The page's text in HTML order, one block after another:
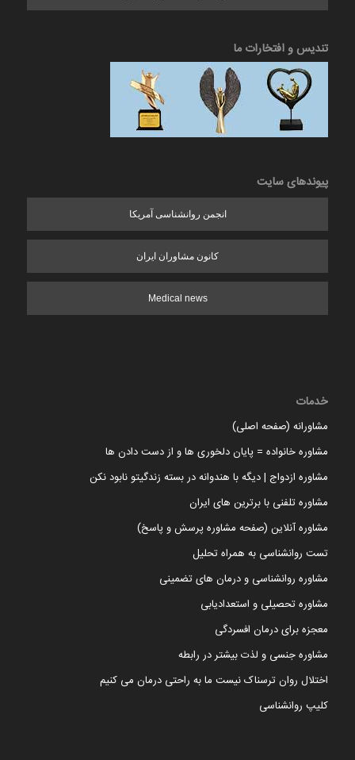
تندیس و افتخارات ما
پیوندهای سایت
انجمن روانشناسی آمریکا
کانون مشاوران ایران
Medical news
خدمات
مشاورانه (صفحه اصلی)
مشاوره خانواده = پایان دلخوری ها و از دست دادن ها
مشاوره ازدواج | دیگه با هندوانه در بسته زندگیتو نابود نکن
مشاوره تلفنی با برترین های ایران
مشاوره آنلاین (صفحه مشاوره پرسش و پاسخ)
تست روانشناسی به همراه تحلیل
مشاوره روانشناسی و درمان های تضمینی
مشاوره تحصیلی و استعدادیابی
معجزه برای درمان افسردگی
مشاوره جنسی و لذت بیشتر در رابطه
اختلال روان ترسناک نیست ما به راحتی درمان می کنیم
کلیپ روانشناسی